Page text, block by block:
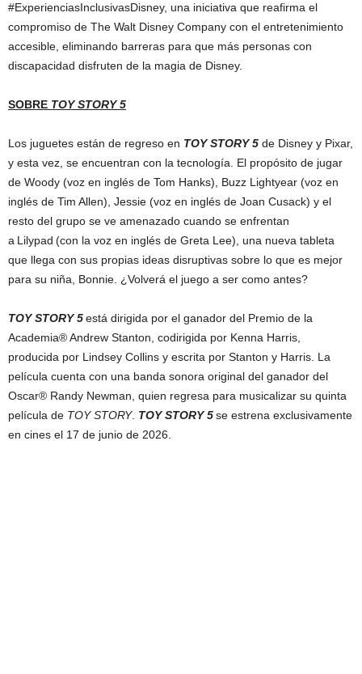
#ExperienciasInclusivasDisney, una iniciativa que reafirma el
compromiso de The Walt Disney Company con el entretenimiento
accesible, eliminando barreras para que más personas con
discapacidad disfruten de la magia de Disney.
SOBRE TOY STORY 5
Los juguetes están de regreso en TOY STORY 5 de Disney y Pixar,
y esta vez, se encuentran con la tecnología. El propósito de jugar
de Woody (voz en inglés de Tom Hanks), Buzz Lightyear (voz en
inglés de Tim Allen), Jessie (voz en inglés de Joan Cusack) y el
resto del grupo se ve amenazado cuando se enfrentan
a Lilypad (con la voz en inglés de Greta Lee), una nueva tableta
que llega con sus propias ideas disruptivas sobre lo que es mejor
para su niña, Bonnie. ¿Volverá el juego a ser como antes?
TOY STORY 5está dirigida por el ganador del Premio de la
Academia® Andrew Stanton, codirigida por Kenna Harris,
producida por Lindsey Collins y escrita por Stanton y Harris. La
película cuenta con una banda sonora original del ganador del
Oscar® Randy Newman, quien regresa para musicalizar su quinta
película de TOY STORY. TOY STORY 5se estrena exclusivamente
en cines el 17 de junio de 2026.